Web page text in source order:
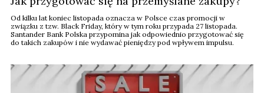
Od kilku lat koniec listopada oznacza w Polsce czas promocji w
związku z tzw. Black Friday, który w tym roku przypada 27 listopada.
Santander Bank Polska przypomina jak odpowiednio przygotować się
do takich zakupów i nie wydawać pieniędzy pod wpływem impulsu.